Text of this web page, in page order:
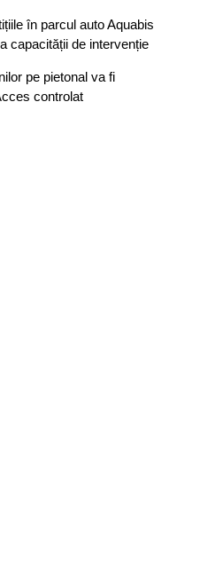
în parcul auto Aquabis
capacității de intervenție
pe pietonal va fi
controlat